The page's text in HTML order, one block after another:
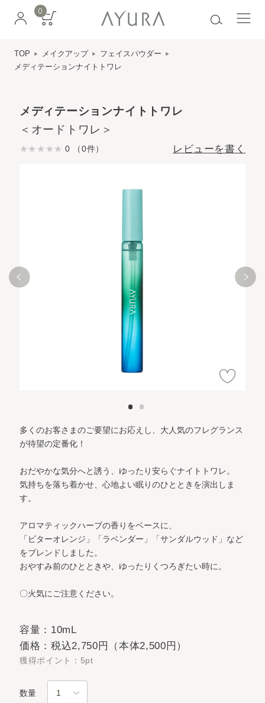
0
TOP メイクアップ
フェイスパウダー
メディテーションナイトトワレ
メディテーションナイトトワレ
＜オードトワレ＞
0 （0件） レビューを書く
多くのお客さまのご要望にお応えし、大人気のフレグランス
が待望の定番化！
おだやかな気分へと誘う、ゆったり安らぐナイトトワレ。
気持ちを落ち着かせ、心地よい眠りのひとときを演出しま
す。
アロマティックハーブの香りをベースに、
「ビターオレンジ」「ラベンダー」「サンダルウッド」など
をブレンドしました。
おやすみ前のひとときや、ゆったりくつろぎたい時に。
〇火気にご注意ください。
容量：10mL
価格：税込2,750円（本体2,500円）
獲得ポイント：5pt
数量